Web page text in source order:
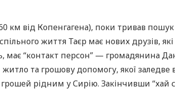
км від Копенгагена), поки тривав
життя Таєр має нових друзів,
“контакт персон” — громадянина
та грошову допомогу, якої
рідним у Сирію. Закінчивши “хай